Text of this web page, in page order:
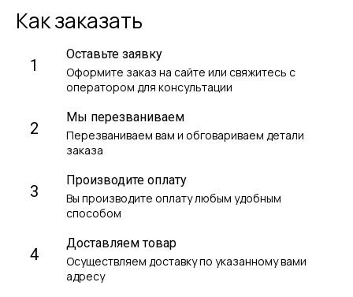
Как заказать
1
Оставьте заявку
Оформите заказ на сайте или свяжитесь с
оператором для консультации
2
Мы перезваниваем
Перезваниваем вам и обговариваем детали
заказа
3
Производите оплату
Вы производите оплату любым удобным
способом
4
Доставляем товар
Осуществляем доставку по указанному вами
адресу